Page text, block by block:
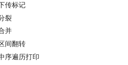
传标记
裂
并
间翻转
序遍历打印